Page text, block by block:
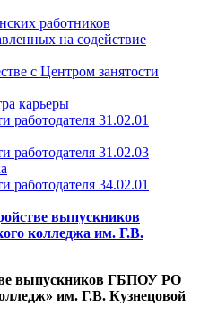
работников
на содействие
с Центром занятости
карьеры
работодателя 31.02.01
работодателя 31.02.03
работодателя 34.02.01
выпускников
колледжа им. Г.В.
выпускников ГБПОУ РО
им. Г.В. Кузнецовой